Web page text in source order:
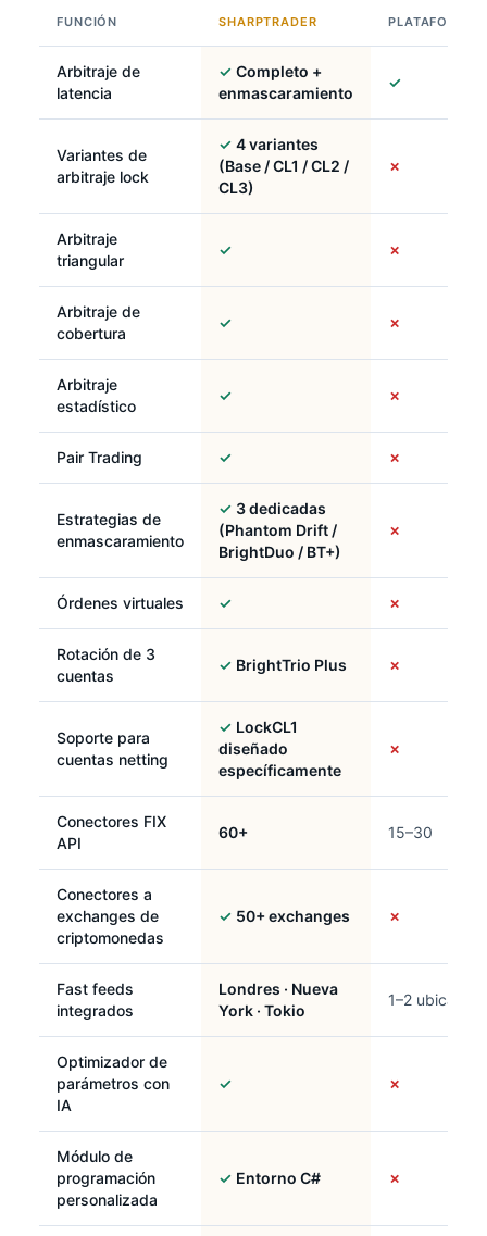
FUNCIÓN SHARPTRADER PLATAFORMA
Arbitraje de
latencia
✓ Completo +
enmascaramiento
✓
Variantes de
arbitraje lock
✓ 4 variantes
(Base / CL1 / CL2 /
CL3)
✗
Arbitraje
triangular
✓ ✗
Arbitraje de
cobertura
✓ ✗
Arbitraje
estadístico
✓ ✗
Pair Trading ✓ ✗
Estrategias de
enmascaramiento
✓ 3 dedicadas
(Phantom Drift /
BrightDuo / BT+)
✗
Órdenes virtuales ✓ ✗
Rotación de 3
cuentas
✓ BrightTrio Plus ✗
Soporte para
cuentas netting
✓ LockCL1
diseñado
específicamente
✗
Conectores FIX
API
60+ 15–30
Conectores a
exchanges de
criptomonedas
✓ 50+ exchanges ✗
Fast feeds
integrados
Londres · Nueva
York · Tokio
1–2
Optimizador de
parámetros con
IA
✓ ✗
Módulo de
programación
personalizada
✓ Entorno C# ✗